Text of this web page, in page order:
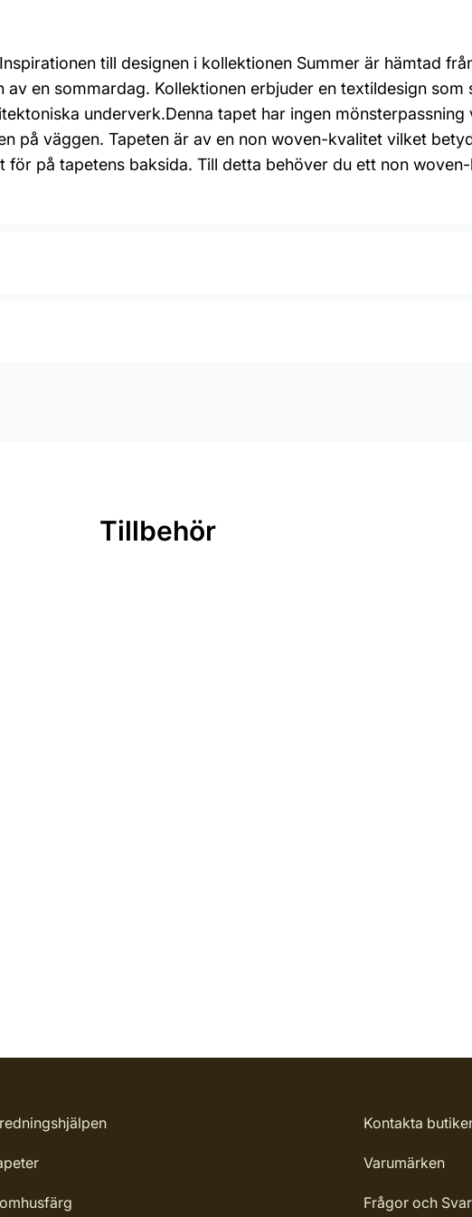
till designen i kollektionen Summer är hämtad
en sommardag. Kollektionen erbjuder en textildesign
underverk.Denna tapet har ingen
på väggen. Tapeten är av en non woven-kvalitet vilket
på tapetens baksida. Till detta behöver du ett non
Tillbehör
Kontakta
Varumärken
Frågor och Svar